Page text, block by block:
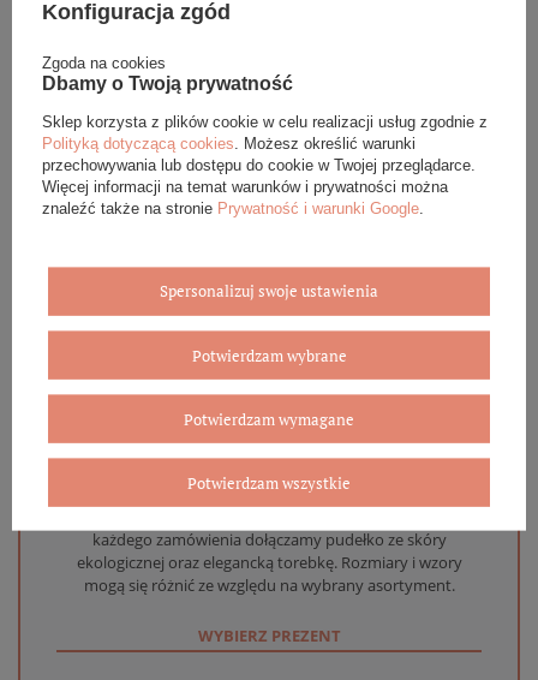
Podana cena dotyczy jednej sztuki.
DANE SZCZEGÓŁOWE
OPINIE (0)
Eleganckie opakowanie gratis
Biżuterię i zegarki zakupione w sklepie internetowym
każdego zamówienia dołączamy pudełko ze skóry
ekologicznej oraz elegancką torebkę. Rozmiary i wzory
mogą się różnić ze względu na wybrany asortyment.
WYBIERZ PREZENT
Konfiguracja zgód
Zgoda na cookies
Dbamy o Twoją prywatność
Sklep korzysta z plików cookie w celu realizacji usług zgodnie z
Polityką dotyczącą cookies . Możesz określić warunki
przechowywania lub dostępu do cookie w Twojej przeglądarce.
Więcej informacji na temat warunków i prywatności można
znaleźć także na stronie Prywatność i warunki Google
Spersonalizuj swoje ustawienia
Potwierdzam wybrane
Potwierdzam wymagane
Potwierdzam wszystkie